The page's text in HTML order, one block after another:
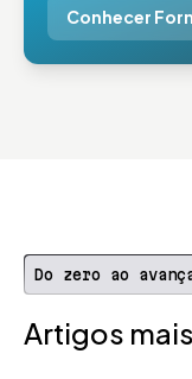
Conhecer
Do zero ao
Artigos